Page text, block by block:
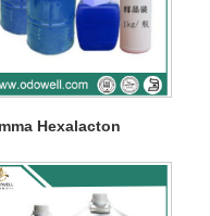
Hexalacton